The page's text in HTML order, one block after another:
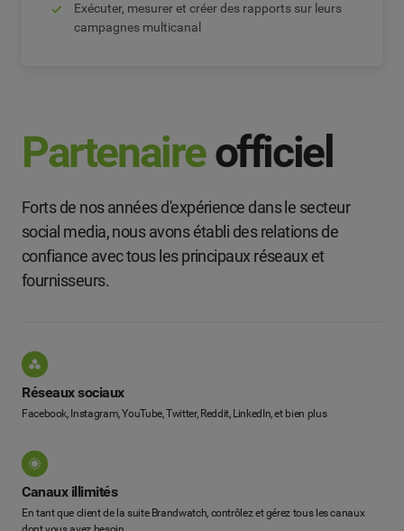
Exécuter, mesurer et créer des rapports sur leurs
campagnes multicanal
Partenaireofficiel
Forts de nos années d'expérience dans le secteur
social media, nous avons établi des relations de
confiance avec tous les principaux réseaux et
fournisseurs.
Réseaux sociaux
Facebook, Instagram, YouTube, Twitter, Reddit, LinkedIn, et bien plus
Canaux illimités
En tant que client de la suite Brandwatch, contrôlez et gérez tous les canaux